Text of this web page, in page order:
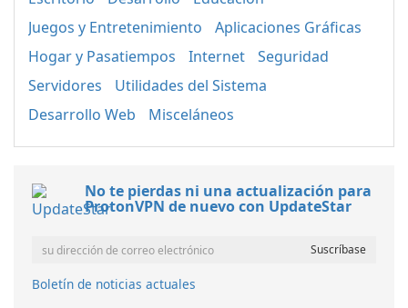
Juegos y Entretenimiento
Aplicaciones Gráficas
Hogar y Pasatiempos
Internet
Seguridad
Servidores
Utilidades del Sistema
Desarrollo Web
Misceláneos
No te pierdas ni una actualización para
ProtonVPN de nuevo con UpdateStar
Boletín de noticias actuales